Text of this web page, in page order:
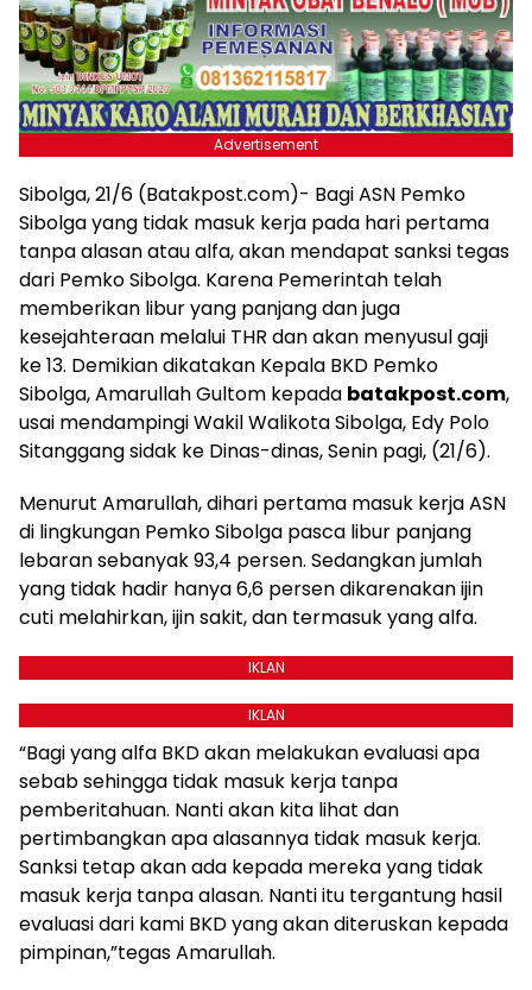
Advertisement
Sibolga, 21/6 (Batakpost.com)- Bagi ASN Pemko
Sibolga yang tidak masuk kerja pada hari pertama
tanpa alasan atau alfa, akan mendapat sanksi tegas
dari Pemko Sibolga. Karena Pemerintah telah
memberikan libur yang panjang dan juga
kesejahteraan melalui THR dan akan menyusul gaji
ke 13. Demikian dikatakan Kepala BKD Pemko
Sibolga, Amarullah Gultom kepada batakpost.com,
usai mendampingi Wakil Walikota Sibolga, Edy Polo
Sitanggang sidak ke Dinas-dinas, Senin pagi, (21/6).
Menurut Amarullah, dihari pertama masuk kerja ASN
di lingkungan Pemko Sibolga pasca libur panjang
lebaran sebanyak 93,4 persen. Sedangkan jumlah
yang tidak hadir hanya 6,6 persen dikarenakan ijin
cuti melahirkan, ijin sakit, dan termasuk yang alfa.
IKLAN
IKLAN
“Bagi yang alfa BKD akan melakukan evaluasi apa
sebab sehingga tidak masuk kerja tanpa
pemberitahuan. Nanti akan kita lihat dan
pertimbangkan apa alasannya tidak masuk kerja.
Sanksi tetap akan ada kepada mereka yang tidak
masuk kerja tanpa alasan. Nanti itu tergantung hasil
evaluasi dari kami BKD yang akan diteruskan kepada
pimpinan,”tegas Amarullah.